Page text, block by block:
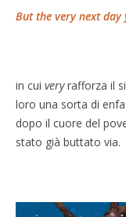
But the very next day
in cui veryrafforza il
loro una sorta di
dopo il cuore del
stato già buttato via.